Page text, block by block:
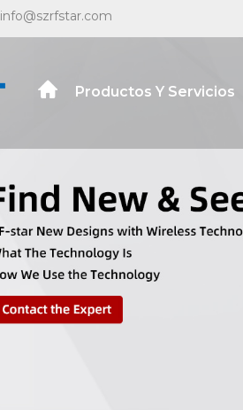
info@szrfstar.com
Productos Y Servicios